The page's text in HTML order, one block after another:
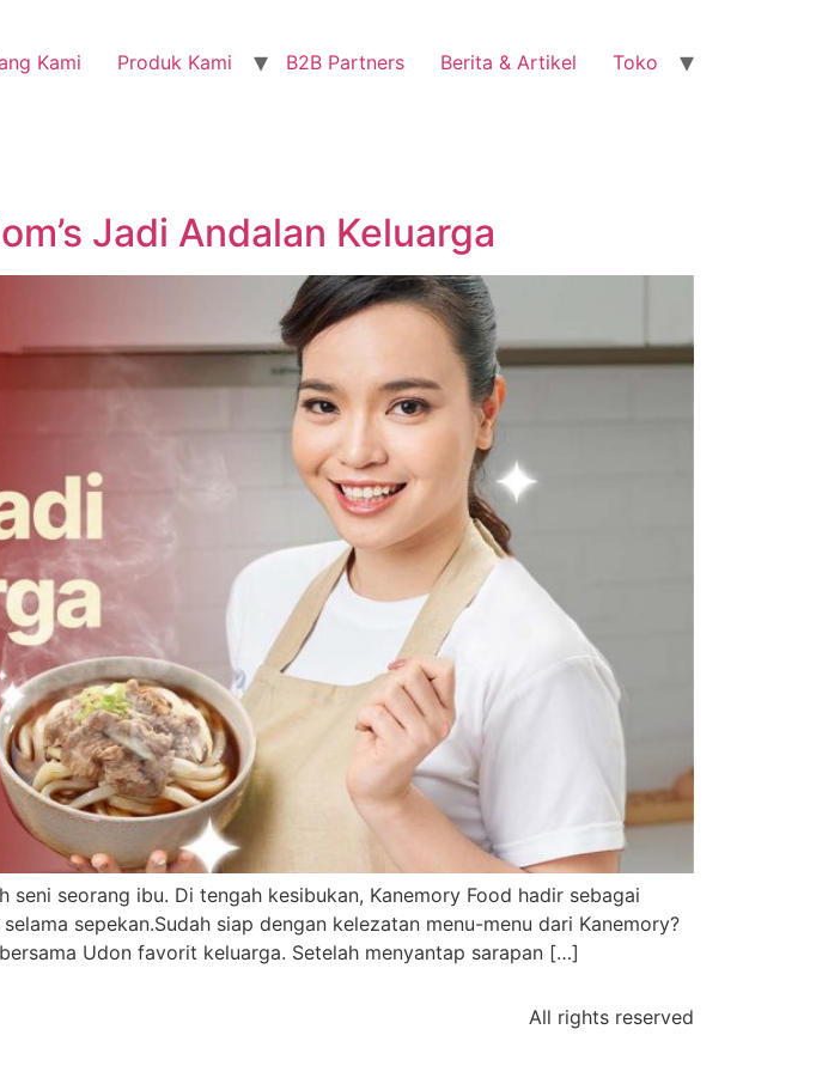
Kami Produk Kami B2B Partners Berita & Artikel Toko
Jadi Andalan Keluarga
seorang ibu. Di tengah kesibukan, Kanemory Food hadir sebagai
sepekan.Sudah siap dengan kelezatan menu-menu dari Kanemory?
Udon favorit keluarga. Setelah menyantap sarapan […]
All rights reserved